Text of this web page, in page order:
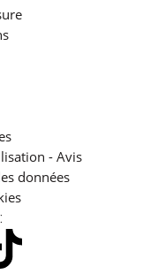
- Avis
données